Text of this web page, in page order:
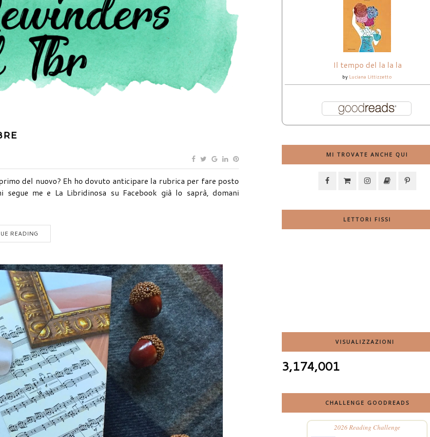
del nuovo? Eh ho dovuto anticipare la rubrica per fare posto
me e La Libridinosa su Facebook già lo saprà, domani
READING
Il tempo del la la la
by Luciana Littizzetto
MI TROVATE ANCHE QUI
LETTORI FISSI
VISUALIZZAZIONI
3,174,001
CHALLENGE GOODREADS
2026 Reading Challenge